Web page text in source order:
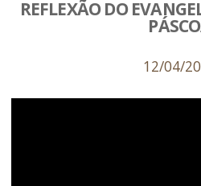
REFLEXÃO DO
12/04/